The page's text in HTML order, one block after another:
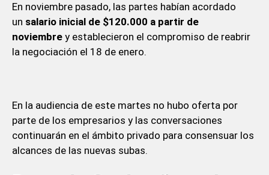
En noviembre pasado, las partes habían acordado
un salario inicial de $120.000 a partir de
noviembrey establecieron el compromiso de reabrir
la negociación el 18 de enero.
En la audiencia de este martes no hubo oferta por
parte de los empresarios y las conversaciones
continuarán en el ámbito privado para consensuar los
alcances de las nuevas subas.